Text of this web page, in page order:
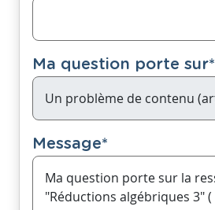
Ma question porte sur*
Message*